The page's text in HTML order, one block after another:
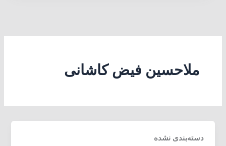
ملاحسین فیض کاشانی
دسته‌بندی نشده